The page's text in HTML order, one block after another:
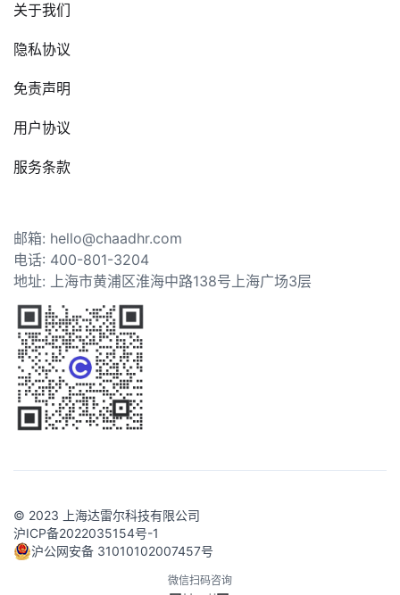
关于我们
隐私协议
免责声明
用户协议
服务条款
邮箱: hello@chaadhr.com
电话: 400-801-3204
地址: 上海市黄浦区淮海中路138号上海广场3层
© 2023 上海达雷尔科技有限公司
沪ICP备2022035154号-1
沪公网安备 31010102007457号
微信扫码咨询